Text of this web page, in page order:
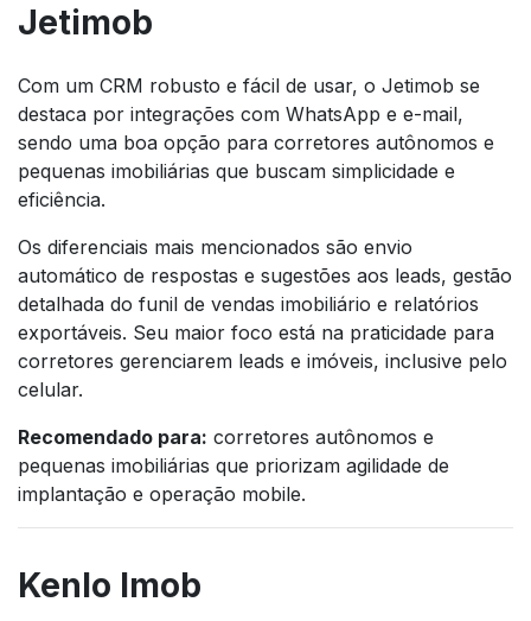
Jetimob
Com um CRM robusto e fácil de usar, o Jetimob se
destaca por integrações com WhatsApp e e-mail,
sendo uma boa opção para corretores autônomos e
pequenas imobiliárias que buscam simplicidade e
eficiência.
Os diferenciais mais mencionados são envio
automático de respostas e sugestões aos leads, gestão
detalhada do funil de vendas imobiliário e relatórios
exportáveis. Seu maior foco está na praticidade para
corretores gerenciarem leads e imóveis, inclusive pelo
celular.
Recomendado para: corretores autônomos e
pequenas imobiliárias que priorizam agilidade de
implantação e operação mobile.
Kenlo Imob